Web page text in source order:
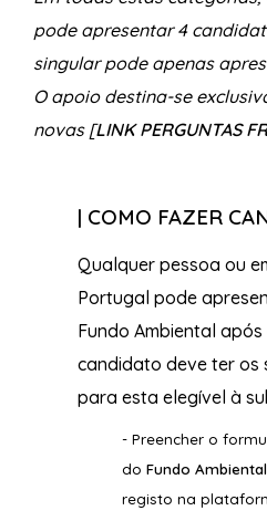
pode apresentar 4
singular pode apenas
O apoio destina-se
novas [LINK PERGUNTAS
| COMO FAZER
Qualquer pessoa ou
Portugal pode
Fundo Ambiental
candidato deve ter os
para esta elegível à
- Preencher o
do Fundo Ambiental
registo na